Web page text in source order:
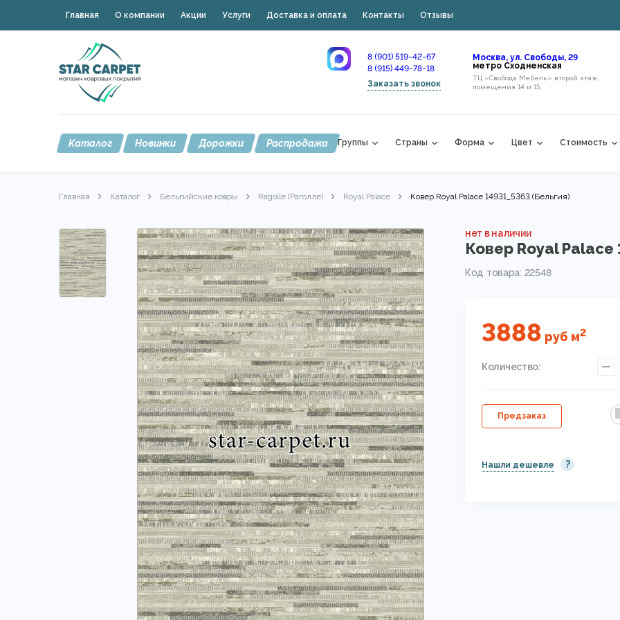
Главная О компании Акции Услуги Доставка и оплата Контакты Отзывы
8 (901) 519-42-67
8 (915) 449-78-18
Заказать звонок
Москва, ул. Свободы, 29
метро Сходненская
ТЦ «Свобода Мебель» второй этаж,
помещения 14 и 15,
Каталог Новинки Дорожки Распродажа Группы Страны Форма Цвет Стоимость
Главная Каталог Бельгийские ковры Ragolle (Раголле) Royal Palace Ковер Royal Palace 14931_5363 (Бельгия)
нет в наличии
Ковер Royal Palace
Код товара: 22548
3888 руб м2
Количество:
Предзаказ
Нашли дешевле ?